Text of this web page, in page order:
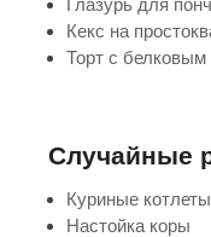
Кекс на
Торт с
Случайные
Куриные котлеты
Настойка коры